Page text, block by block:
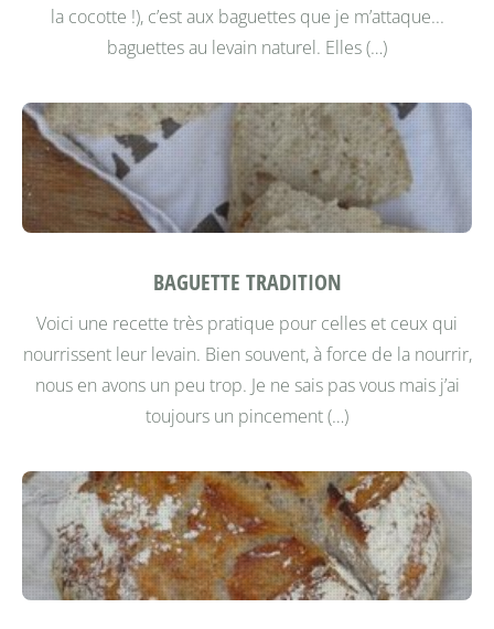
la cocotte !), c’est aux baguettes que je m’attaque...
baguettes au levain naturel. Elles (…)
BAGUETTE TRADITION
Voici une recette très pratique pour celles et ceux qui
nourrissent leur levain. Bien souvent, à force de la nourrir,
nous en avons un peu trop. Je ne sais pas vous mais j’ai
toujours un pincement (…)